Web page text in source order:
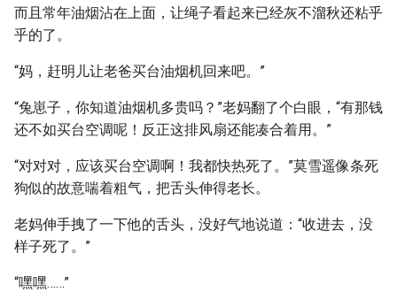
而且常年油烟沾在上面，让绳子看起来已经灰不溜秋还粘乎
乎的了。
“妈，赶明儿让老爸买台油烟机回来吧。”
“兔崽子，你知道油烟机多贵吗？”老妈翻了个白眼，“有那钱
还不如买台空调呢！反正这排风扇还能凑合着用。”
“对对对，应该买台空调啊！我都快热死了。”莫雪遥像条死
狗似的故意喘着粗气，把舌头伸得老长。
老妈伸手拽了一下他的舌头，没好气地说道：“收进去，没
样子死了。”
“嘿嘿……”